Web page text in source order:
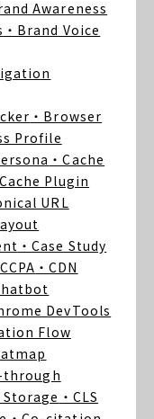
Awareness
・Brand Voice
・Browser
Profile
・Cache
Cache Plugin
URL
・Case Study
・CDN
DevTools
Flow
through
Storage ・CLS